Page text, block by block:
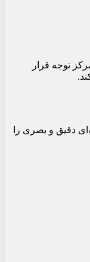
توجه قرار
دقیق و بصری را